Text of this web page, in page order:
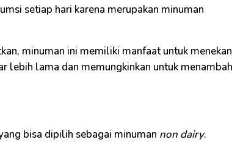
setiap hari karena merupakan minuman
minuman ini memiliki manfaat untuk menekan
lebih lama dan memungkinkan untuk menambah
bisa dipilih sebagai minuman non dairy.